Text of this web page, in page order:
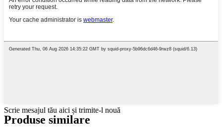
Scrie mesajul tău aici și trimite-l nouă
Produse similare